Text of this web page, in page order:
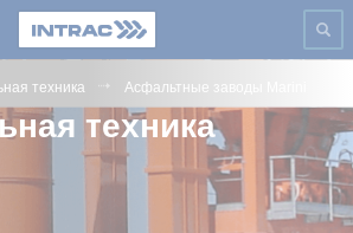
техника Асфальтные заводы Marini
техника